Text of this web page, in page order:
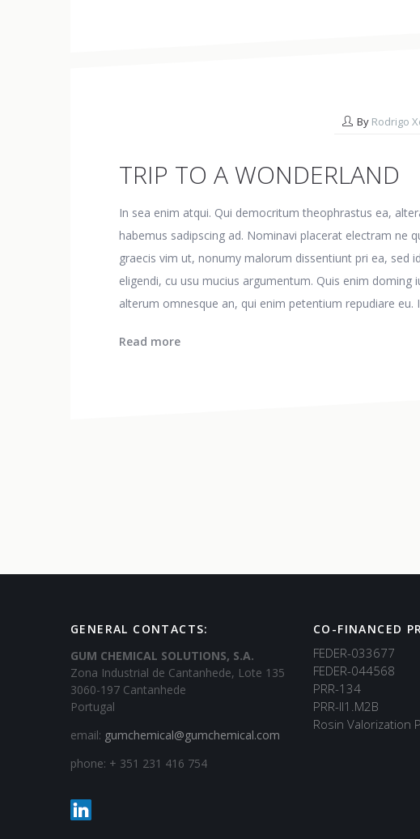
TRIP TO A WONDERLAND
In sea enim atqui. Qui democritum theophrastus ea,
habemus sadipscing ad. Nominavi placerat electram ne
graecis vim ut, nonumy malorum dissentiunt pri ea, sed
eligendi, cu usu mucius argumentum. Quis enim doming
alterum omnesque an, qui enim petentium repudiare eu.
Read more
By Rodrigo
GENERAL CONTACTS:
GUM CHEMICAL SOLUTIONS, S.A.
Zona Industrial de Cantanhede, Lote 135
3060-197 Cantanhede
Portugal
email: gumchemical@gumchemical.com
phone: + 351 231 416 754
CO-FINANCED
FEDER-033677
FEDER-044568
PRR-134
PRR-II1.M2B
Rosin Valorization